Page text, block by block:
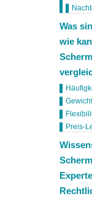
Was
wie
Gewicht
Preis-